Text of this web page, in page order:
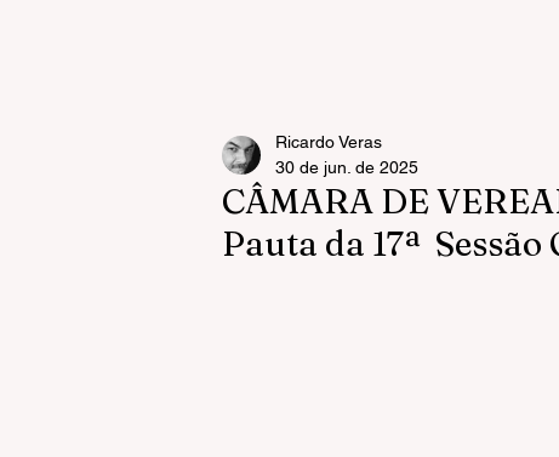
CÂMARA DE
Pauta da 17ª
Ricardo Veras
30 de jun. de 2025